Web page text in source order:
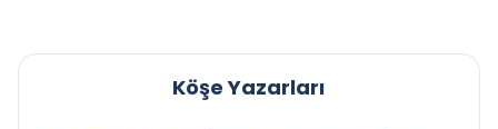
Köşe Yazarları